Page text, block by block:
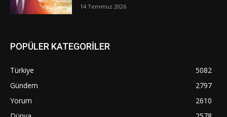
14 Temmuz 2026
POPÜLER KATEGORİLER
Türkiye
5082
Gündem
2797
Yorum
2610